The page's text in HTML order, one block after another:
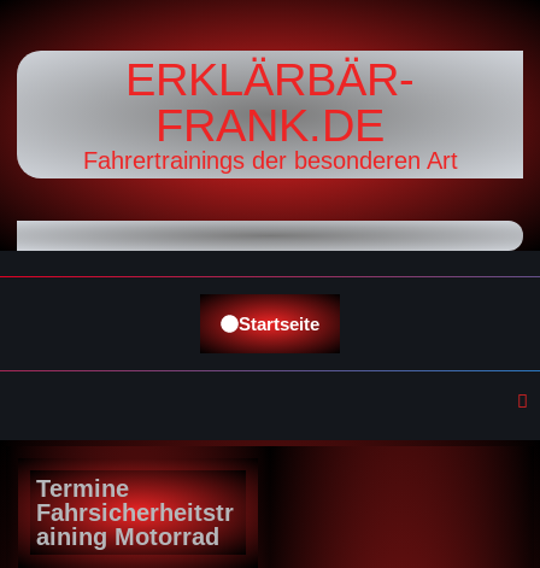
ERKLÄRBÄR-
FRANK.DE
Fahrertrainings der besonderen Art
Startseite
Termine
Fahrsicherheitstr
aining Motorrad